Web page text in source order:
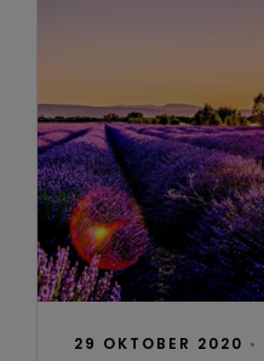
29 OKTOBER 2020 •